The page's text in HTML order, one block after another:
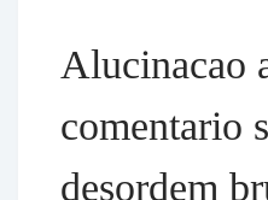
Alucinacao
comentario
desordem